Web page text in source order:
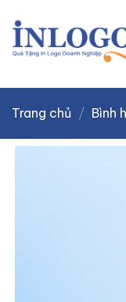
to
content
Trang chủ / Bình